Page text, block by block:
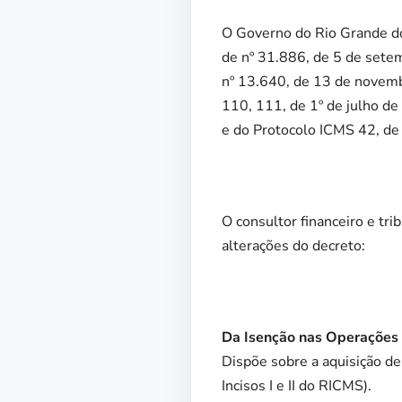
O Governo do Rio Grande
de nº 31.886, de 5 de
nº 13.640, de 13 de
110, 111, de 1º de julho
e do Protocolo ICMS 42,
O consultor financeiro e
alterações do decreto:
Da Isenção nas
Dispõe sobre a aquisição
Incisos I e II do RICMS).